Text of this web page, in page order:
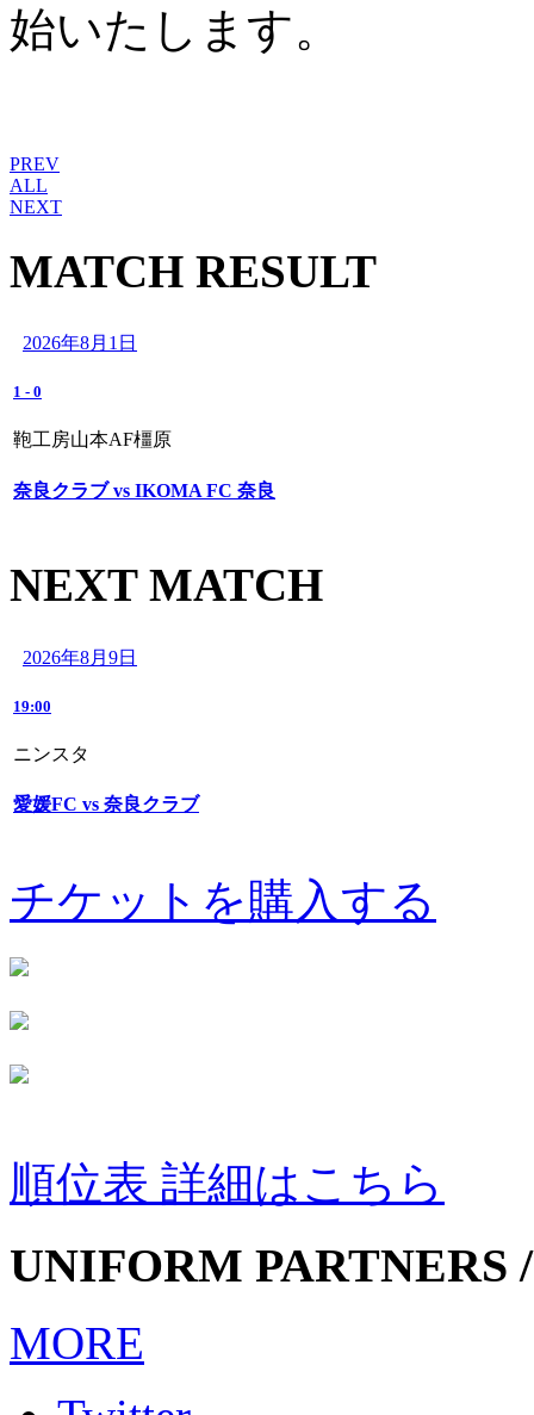
始いたします。
PREV
ALL
NEXT
MATCH RESULT
2026年8月1日
1 - 0
鞄工房山本AF橿原
奈良クラブ vs IKOMA FC 奈良
NEXT MATCH
2026年8月9日
19:00
ニンスタ
愛媛FC vs 奈良クラブ
チケットを購入する
順位表 詳細はこちら
UNIFORM PARTNERS
MORE